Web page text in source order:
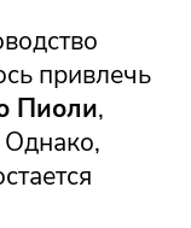
привлечь
Пиоли,